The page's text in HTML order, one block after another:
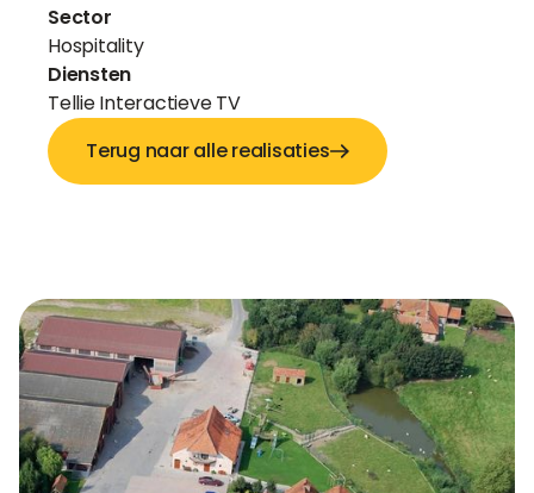
Sector
Hospitality
Diensten
Tellie Interactieve TV
Terug naar alle realisaties